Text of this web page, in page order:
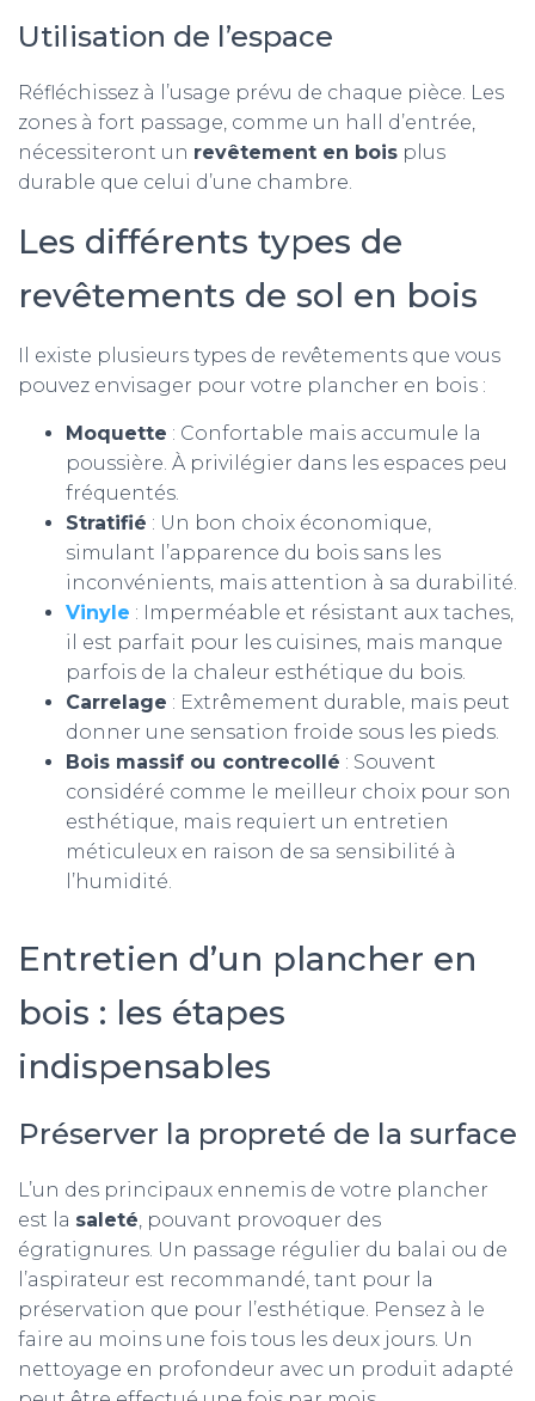
Utilisation de l’espace
Réfléchissez à l’usage prévu de chaque pièce. Les
zones à fort passage, comme un hall d’entrée,
nécessiteront un revêtement en bois plus
durable que celui d’une chambre.
Les différents types de
revêtements de sol en bois
Il existe plusieurs types de revêtements que vous
pouvez envisager pour votre plancher en bois :
Moquette : Confortable mais accumule la
poussière. À privilégier dans les espaces peu
fréquentés.
Stratifié : Un bon choix économique,
simulant l’apparence du bois sans les
inconvénients, mais attention à sa durabilité.
Vinyle : Imperméable et résistant aux taches,
il est parfait pour les cuisines, mais manque
parfois de la chaleur esthétique du bois.
Carrelage : Extrêmement durable, mais peut
donner une sensation froide sous les pieds.
Bois massif ou contrecollé : Souvent
considéré comme le meilleur choix pour son
esthétique, mais requiert un entretien
méticuleux en raison de sa sensibilité à
l’humidité.
Entretien d’un plancher en
bois : les étapes
indispensables
Préserver la propreté de la surface
L’un des principaux ennemis de votre plancher
est la saleté, pouvant provoquer des
égratignures. Un passage régulier du balai ou de
l’aspirateur est recommandé, tant pour la
préservation que pour l’esthétique. Pensez à le
faire au moins une fois tous les deux jours. Un
nettoyage en profondeur avec un produit adapté